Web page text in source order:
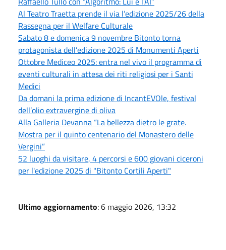
Al Teatro Traetta prende il via l’edizione 2025/26 della
Rassegna per il Welfare Culturale
Sabato 8 e domenica 9 novembre Bitonto torna
protagonista dell’edizione 2025 di Monumenti Aperti
Ottobre Mediceo 2025: entra nel vivo il programma di
eventi culturali in attesa dei riti religiosi per i Santi
Medici
Da domani la prima edizione di IncantEVOle, festival
dell’olio extravergine di oliva
Alla Galleria Devanna “La bellezza dietro le grate.
Mostra per il quinto centenario del Monastero delle
Vergini”
52 luoghi da visitare, 4 percorsi e 600 giovani ciceroni
per l'edizione 2025 di "Bitonto Cortili Aperti"
Ultimo aggiornamento: 6 maggio 2026, 13:32